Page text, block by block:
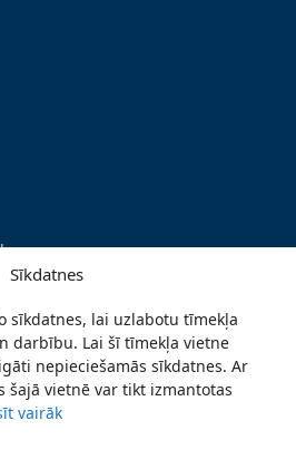
Sīkdatnes
sīkdatnes, lai uzlabotu tīmekļa
darbību. Lai šī tīmekļa vietne
nepieciešamās sīkdatnes. Ar
šajā vietnē var tikt izmantotas
vairāk